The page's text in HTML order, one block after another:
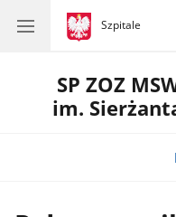
gov.pl
Szpitale
gov.pl
Szpitale
SP ZOZ
im.